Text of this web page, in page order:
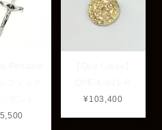
¥103,400